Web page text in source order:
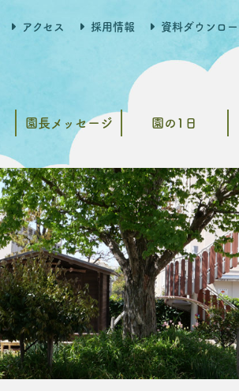
アクセス 採用情報 資料ダウンロー
園長メッセージ 園の1日